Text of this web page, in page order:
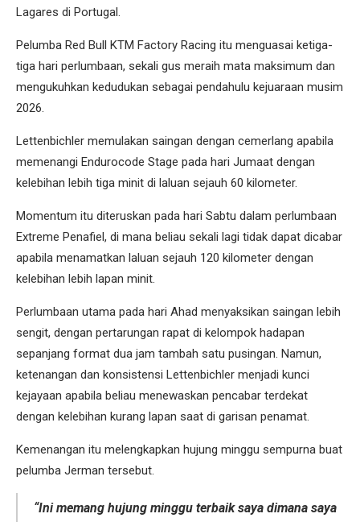
Lagares di Portugal.
Pelumba Red Bull KTM Factory Racing itu menguasai ketiga-
tiga hari perlumbaan, sekali gus meraih mata maksimum dan
mengukuhkan kedudukan sebagai pendahulu kejuaraan musim
2026.
Lettenbichler memulakan saingan dengan cemerlang apabila
memenangi Endurocode Stage pada hari Jumaat dengan
kelebihan lebih tiga minit di laluan sejauh 60 kilometer.
Momentum itu diteruskan pada hari Sabtu dalam perlumbaan
Extreme Penafiel, di mana beliau sekali lagi tidak dapat dicabar
apabila menamatkan laluan sejauh 120 kilometer dengan
kelebihan lebih lapan minit.
Perlumbaan utama pada hari Ahad menyaksikan saingan lebih
sengit, dengan pertarungan rapat di kelompok hadapan
sepanjang format dua jam tambah satu pusingan. Namun,
ketenangan dan konsistensi Lettenbichler menjadi kunci
kejayaan apabila beliau menewaskan pencabar terdekat
dengan kelebihan kurang lapan saat di garisan penamat.
Kemenangan itu melengkapkan hujung minggu sempurna buat
pelumba Jerman tersebut.
“Ini memang hujung minggu terbaik saya dimana saya